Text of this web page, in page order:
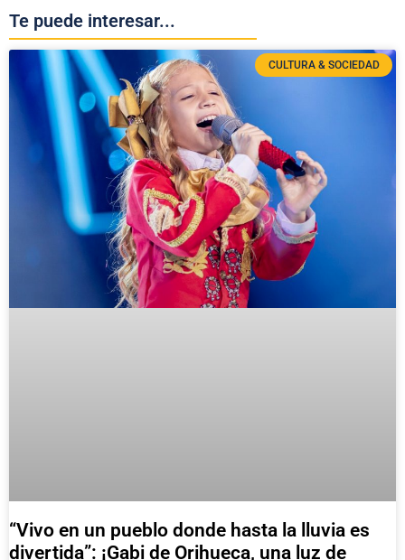
Te puede interesar...
CULTURA & SOCIEDAD
“Vivo en un pueblo donde hasta la lluvia es
divertida”: ¡Gabi de Orihueca, una luz de